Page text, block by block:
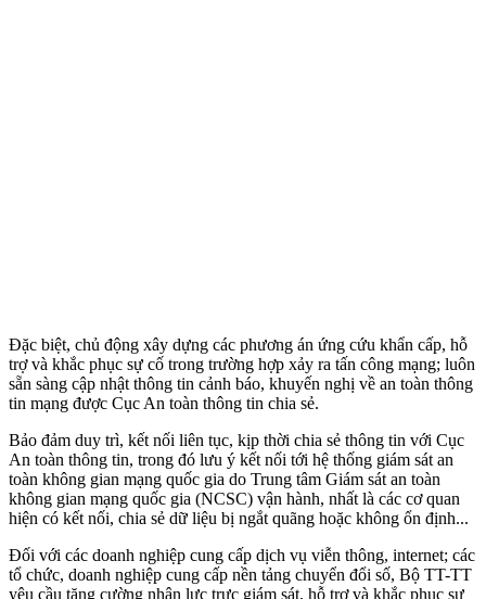
Đặc biệt, chủ động xây dựng các phương án ứng cứu khẩn cấp, hỗ
trợ và khắc phục sự cố trong trường hợp xảy ra tấn công mạng; luôn
sẵn sàng cập nhật thông tin cảnh báo, khuyến nghị về an toàn thông
tin mạng được Cục An toàn thông tin chia sẻ.
Bảo đảm duy trì, kết nối liên tục, kịp thời chia sẻ thông tin với Cục
An toàn thông tin, trong đó lưu ý kết nối tới hệ thống giám sát an
toàn không gian mạng quốc gia do Trung tâm Giám sát an toàn
không gian mạng quốc gia (NCSC) vận hành, nhất là các cơ quan
hiện có kết nối, chia sẻ dữ liệu bị ngắt quãng hoặc không ổn định...
Đối với các doanh nghiệp cung cấp dịch vụ viễn thông, internet; các
tổ chức, doanh nghiệp cung cấp nền tảng chuyển đổi số, Bộ TT-TT
yêu cầu tăng cường nhân lực trực giám sát, hỗ trợ và khắc phục sự